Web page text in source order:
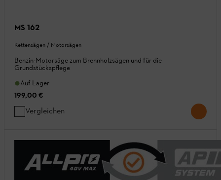
MS 162
Kettensägen / Motorsägen
Benzin-Motorsäge zum Brennholzsägen und für die
Grundstückspflege
Auf Lager
199,00 €
Vergleichen